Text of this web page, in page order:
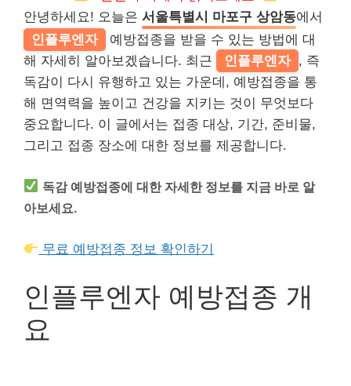
안녕하세요! 오늘은 서울특별시 마포구 상암동에서
인플루엔자
예방접종을 받을 수 있는 방법에 대
해 자세히 알아보겠습니다. 최근
인플루엔자 , 즉
독감이 다시 유행하고 있는 가운데, 예방접종을 통
해 면역력을 높이고 건강을 지키는 것이 무엇보다
중요합니다. 이 글에서는 접종 대상, 기간, 준비물,
그리고 접종 장소에 대한 정보를 제공합니다.
독감 예방접종에 대한 자세한 정보를 지금 바로 알
아보세요.
무료 예방접종 정보 확인하기
인플루엔자 예방접종 개
요